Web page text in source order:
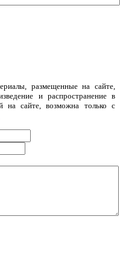
размещенные на сайте,
и распространение в
на сайте, возможна только с